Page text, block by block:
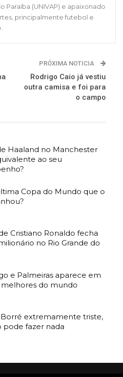
Paraíba (UNIVAP) e apaixonado
principalmente futebol e
PRÓXIMA NOTICIA
Rodrigo Caio já vestiu
outra camisa e foi para
o campo
Haaland no Manchester
ao seu
Copa do Mundo que o
Cristiano Ronaldo fecha
no Rio Grande do
e Palmeiras aparece em
melhores do mundo
extremamente triste,
pode fazer nada